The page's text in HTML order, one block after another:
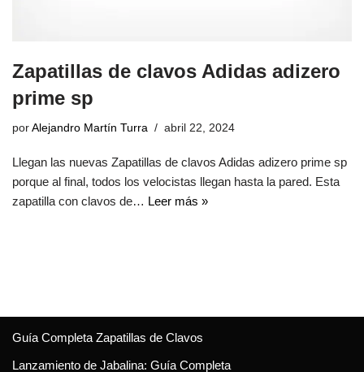
Zapatillas de clavos Adidas adizero
prime sp
por Alejandro Martín Turra abril 22, 2024
Llegan las nuevas Zapatillas de clavos Adidas adizero prime sp
porque al final, todos los velocistas llegan hasta la pared. Esta
zapatilla con clavos de… Leer más »
Guía Completa Zapatillas de Clavos
Lanzamiento de Jabalina: Guía Completa